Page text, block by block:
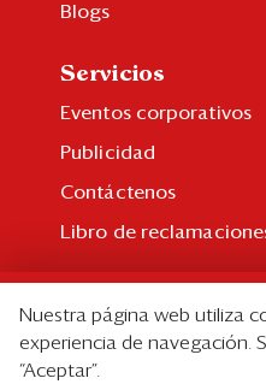
Blogs
Servicios
Eventos corporativos
Publicidad
Contáctenos
Libro de
Suscripción individual
Paquetes corporativos
Nuestra página web utiliza
experiencia de navegación.
“Aceptar”.